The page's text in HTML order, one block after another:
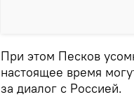
При этом Песков
настоящее время
за диалог с Россией.